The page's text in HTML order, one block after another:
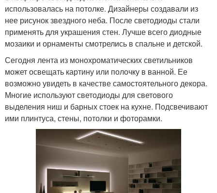
использовалась на потолке. Дизайнеры создавали из
нее рисунок звездного неба. После светодиоды стали
применять для украшения стен. Лучше всего диодные
мозаики и орнаменты смотрелись в спальне и детской.
Сегодня лента из монохроматических светильников
может освещать картину или полочку в ванной. Ее
возможно увидеть в качестве самостоятельного декора.
Многие используют светодиоды для светового
выделения ниш и барных стоек на кухне. Подсвечивают
ими плинтуса, стены, потолки и фоторамки.